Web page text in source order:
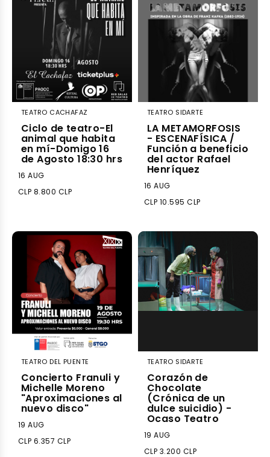
TEATRO CACHAFAZ
Ciclo de teatro-El
animal que habita
en mí-Domigo 16
de Agosto 18:30 hrs
16 AUG
CLP 8.800 CLP
TEATRO SIDARTE
LA METAMORFOSIS
- ESCENAFÍSICA /
Función a beneficio
del actor Rafael
Henríquez
16 AUG
CLP 10.595 CLP
TEATRO DEL PUENTE
Concierto Franuli y
Michelle Moreno
"Aproximaciones al
nuevo disco"
19 AUG
CLP 6.357 CLP
TEATRO SIDARTE
Corazón de
Chocolate
(Crónica de un
dulce suicidio) -
Ocaso Teatro
19 AUG
CLP 3.200 CLP